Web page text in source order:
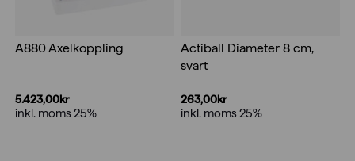
A880 Axelkoppling
5.423,00kr
inkl. moms 25%
Actiball Diameter 8 cm,
svart
263,00kr
inkl. moms 25%